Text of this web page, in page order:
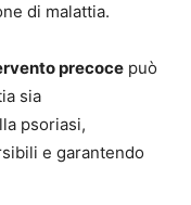
di malattia.
precoce può
sia
psoriasi,
e garantendo